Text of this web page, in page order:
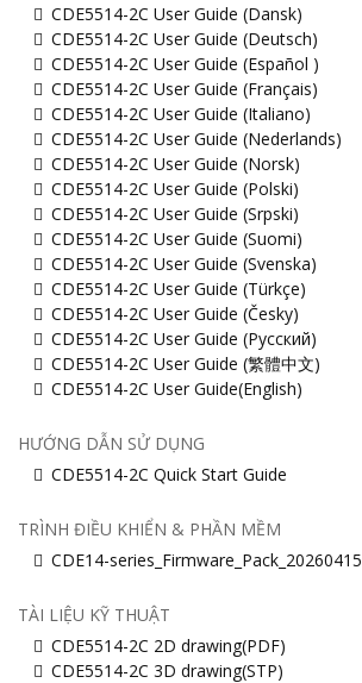
CDE5514-2C User Guide (Dansk)
CDE5514-2C User Guide (Deutsch)
CDE5514-2C User Guide (Español )
CDE5514-2C User Guide (Français)
CDE5514-2C User Guide (Italiano)
CDE5514-2C User Guide (Nederlands)
CDE5514-2C User Guide (Norsk)
CDE5514-2C User Guide (Polski)
CDE5514-2C User Guide (Srpski)
CDE5514-2C User Guide (Suomi)
CDE5514-2C User Guide (Svenska)
CDE5514-2C User Guide (Türkçe)
CDE5514-2C User Guide (Česky)
CDE5514-2C User Guide (Русский)
CDE5514-2C User Guide (繁體中文)
CDE5514-2C User Guide(English)
HƯỚNG DẪN SỬ DỤNG
CDE5514-2C Quick Start Guide
TRÌNH ĐIỀU KHIỂN & PHẦN MỀM
CDE14-series_Firmware_Pack_20260415
TÀI LIỆU KỸ THUẬT
CDE5514-2C 2D drawing(PDF)
CDE5514-2C 3D drawing(STP)